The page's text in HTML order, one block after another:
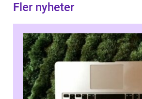
Fler nyheter